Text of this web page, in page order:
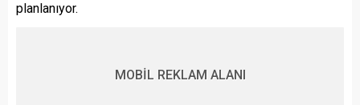
planlanıyor.
MOBİL REKLAM ALANI